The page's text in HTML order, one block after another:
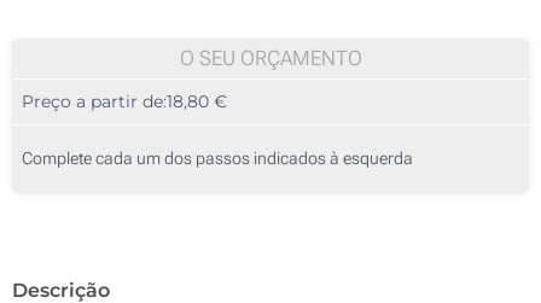
Calcular preço
O SEU ORÇAMENTO
Preço a partir de:18,80 €
Complete cada um dos passos indicados à esquerda
Descrição